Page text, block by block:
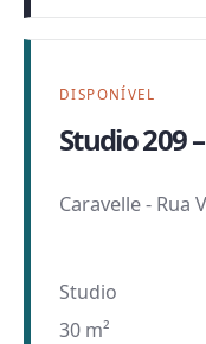
DISPONÍVEL
Studio 209
Caravelle- Rua
Studio
30 m²